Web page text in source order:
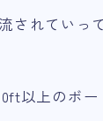
されていっ
以上のボ